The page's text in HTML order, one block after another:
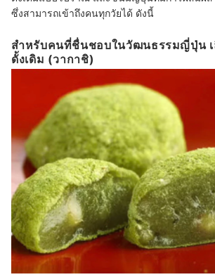
ซึ่งสามารถเข้าถึงคนทุกวัยได้ ดังนี้
สำหรับคนที่ชื่นชอบในวัฒนธรรมญี่ปุ่น
ดั้งเดิม (วากาชิ)